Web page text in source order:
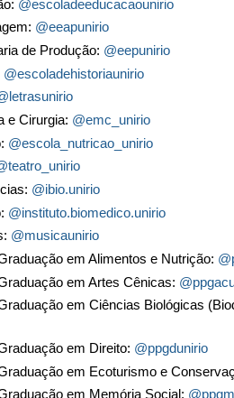
@escoladeeducacaounirio
@eeapunirio
de Produção: @eepunirio
@escoladehistoriaunirio
e Cirurgia: @emc_unirio
@escola_nutricao_unirio
@ibio.unirio
@instituto.biomedico.unirio
@musicaunirio
em Alimentos e Nutrição:
em Artes Cênicas:
em Ciências Biológicas
em Direito: @ppgdunirio
em Ecoturismo e
em Memória Social: